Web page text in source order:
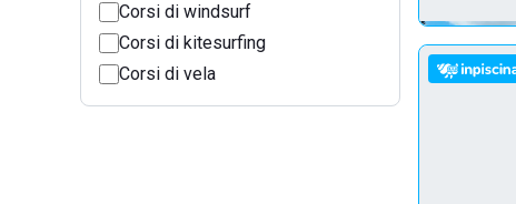
Corsi di windsurf
Corsi di kitesurfing
Corsi di vela